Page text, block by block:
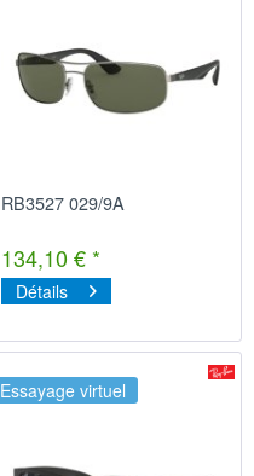
RB3527 029/9A
134,10 € *
Détails
Essayage virtuel